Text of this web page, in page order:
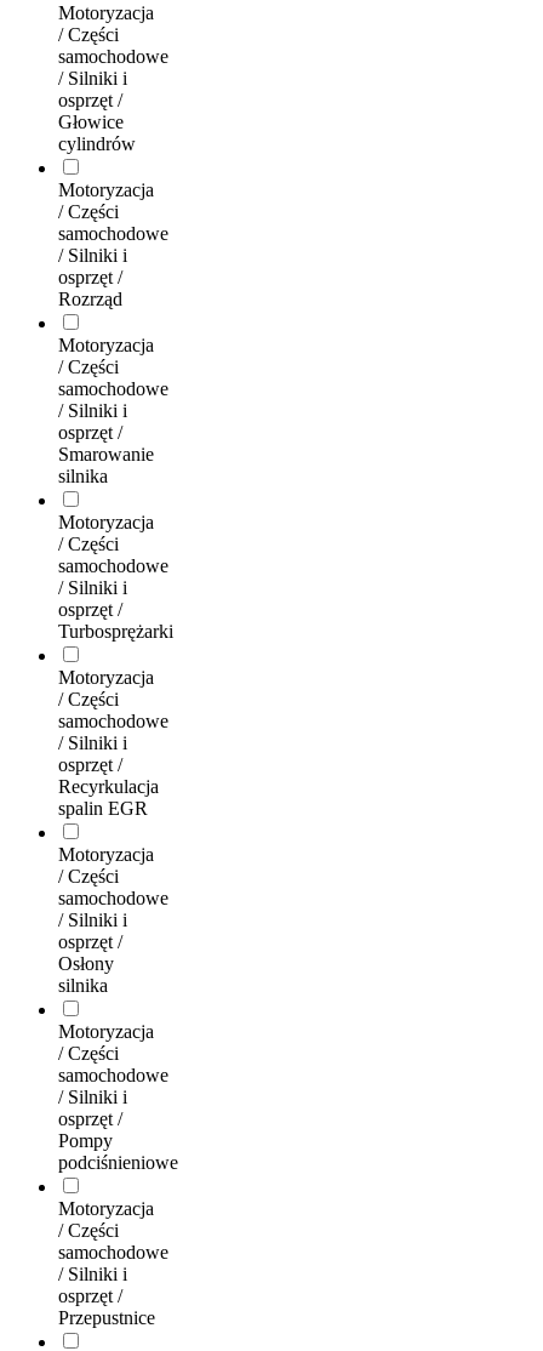
Motoryzacja
/ Części
samochodowe
/ Silniki i
osprzęt /
Głowice
cylindrów
Motoryzacja
/ Części
samochodowe
/ Silniki i
osprzęt /
Rozrząd
Motoryzacja
/ Części
samochodowe
/ Silniki i
osprzęt /
Smarowanie
silnika
Motoryzacja
/ Części
samochodowe
/ Silniki i
osprzęt /
Turbosprężarki
Motoryzacja
/ Części
samochodowe
/ Silniki i
osprzęt /
Recyrkulacja
spalin EGR
Motoryzacja
/ Części
samochodowe
/ Silniki i
osprzęt /
Osłony
silnika
Motoryzacja
/ Części
samochodowe
/ Silniki i
osprzęt /
Pompy
podciśnieniowe
Motoryzacja
/ Części
samochodowe
/ Silniki i
osprzęt /
Przepustnice